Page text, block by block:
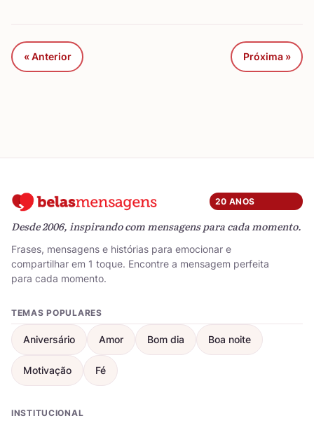
« Anterior Próxima »
20 ANOS
Desde 2006, inspirando com mensagens para cada momento.
Frases, mensagens e histórias para emocionar e
compartilhar em 1 toque. Encontre a mensagem perfeita
para cada momento.
TEMAS POPULARES
Aniversário Amor Bom dia Boa noite
Motivação Fé
INSTITUCIONAL